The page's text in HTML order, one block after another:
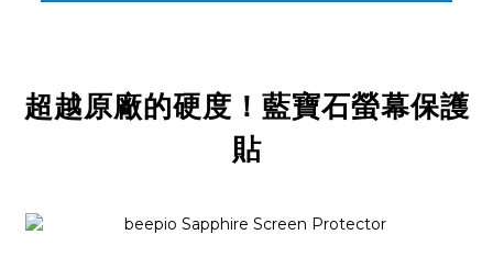
超越原廠的硬度！藍寶石螢幕保護
貼